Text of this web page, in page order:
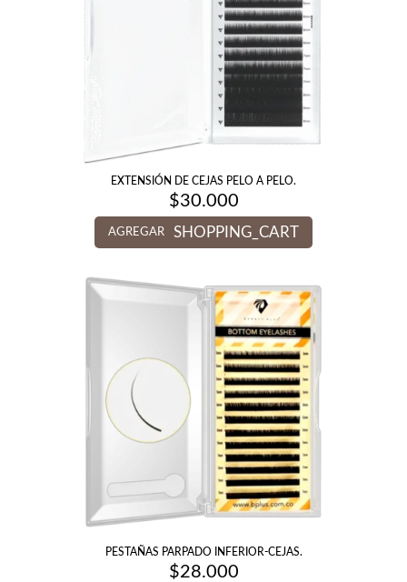
EXTENSIÓN DE CEJAS PELO A PELO.
$30.000
AGREGAR SHOPPING_CART
PESTAÑAS PARPADO INFERIOR-CEJAS.
$28.000